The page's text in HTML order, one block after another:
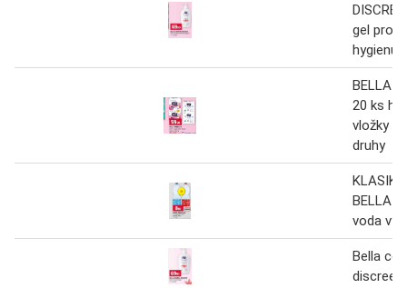
gel pro
hygienu
BELLA
20 ks
vložky
druhy
KLASIK
BELLA
voda
Bella
discreet